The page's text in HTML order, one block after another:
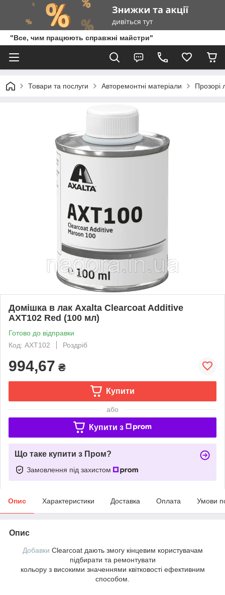
"Все, чим працюють справжні майстри"
Товари та послуги Авторемонтні матеріали Прозорі
Домішка в лак Axalta Clearcoat Additive
AXT102 Red (100 мл)
Готово до відправки
Код: AXT102
Роздріб
994,67 ₴
Купити
або
Купити з
Що таке купити з Пром?
Замовлення під захистом
Опис Характеристики Доставка Оплата Умови
Опис
Добавки Clearcoat дають змогу кінцевим користувачам
підбирати та ремонтувати
кольору з високими значеннями квітковості ефективним
способом.